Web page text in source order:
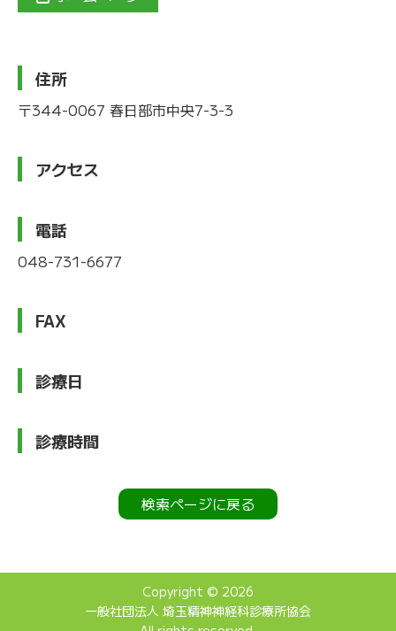
住所
〒344-0067 春日部市中央7-3-3
アクセス
電話
048-731-6677
FAX
診療日
診療時間
検索ページに戻る
Copyright © 2026
一般社団法人 埼玉精神神経科診療所協会